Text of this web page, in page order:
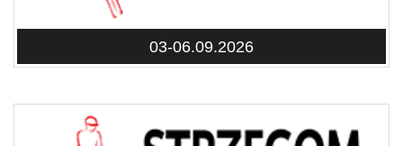
03-06.09.2026